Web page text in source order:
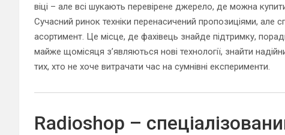
віці – але всі шукають перевірене джерело, де можна
Сучасний ринок техніки перенасичений пропозиціями, але
асортимент. Це місце, де фахівець знайде підтримку,
майже щомісяця з’являються нові технології, знайти
тих, хто не хоче витрачати час на сумнівні експерименти.
Radioshop –